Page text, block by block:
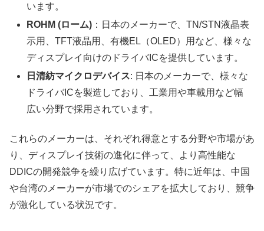
います。
ROHM (ローム) ：日本のメーカーで、TN/STN液晶表
示用、TFT液晶用、有機EL（OLED）用など、様々な
ディスプレイ向けのドライバICを提供しています。
日清紡マイクロデバイス: 日本のメーカーで、様々な
ドライバICを製造しており、工業用や車載用など幅
広い分野で採用されています。
これらのメーカーは、それぞれ得意とする分野や市場があ
り、ディスプレイ技術の進化に伴って、より高性能な
DDICの開発競争を繰り広げています。特に近年は、中国
や台湾のメーカーが市場でのシェアを拡大しており、競争
が激化している状況です。